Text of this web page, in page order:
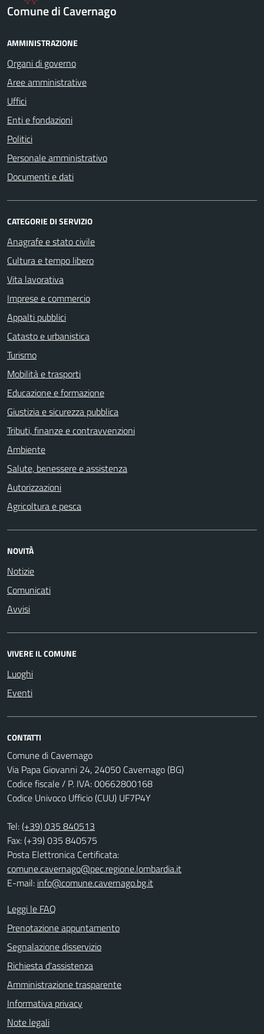
Comune di Cavernago
AMMINISTRAZIONE
Organi di governo
Aree amministrative
Uffici
Enti e fondazioni
Politici
Personale amministrativo
Documenti e dati
CATEGORIE DI SERVIZIO
Anagrafe e stato civile
Cultura e tempo libero
Vita lavorativa
Imprese e commercio
Appalti pubblici
Catasto e urbanistica
Turismo
Mobilità e trasporti
Educazione e formazione
Giustizia e sicurezza pubblica
Tributi, finanze e contravvenzioni
Ambiente
Salute, benessere e assistenza
Autorizzazioni
Agricoltura e pesca
NOVITÀ
Notizie
Comunicati
Avvisi
VIVERE IL COMUNE
Luoghi
Eventi
CONTATTI
Comune di Cavernago
Via Papa Giovanni 24, 24050 Cavernago (BG)
Codice fiscale / P. IVA: 00662800168
Codice Univoco Ufficio (CUU) UF7P4Y
Tel:(+39) 035 840513
Fax: (+39) 035 840575
Posta Elettronica Certificata:
comune.cavernago@pec.regione.lombardia.it
E-mail: info@comune.cavernago.bg.it
Leggi le FAQ
Prenotazione appuntamento
Segnalazione disservizio
Richiesta d'assistenza
Amministrazione trasparente
Informativa privacy
Note legali